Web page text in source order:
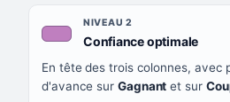
NIVEAU 2
Confiance optimale,
En tête des trois colonnes, avec
d'avance sur Gagnant et sur